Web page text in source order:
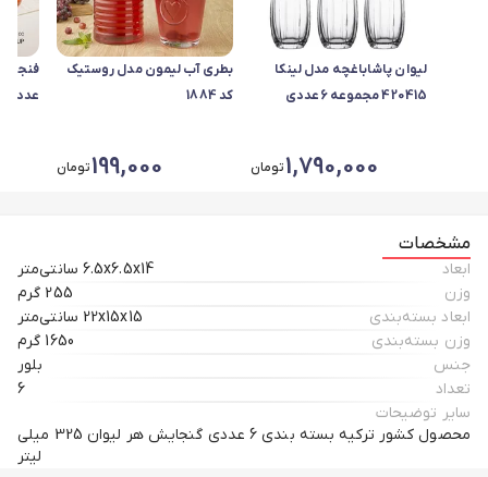
لیوان پاشاباغچه مدل لینکا
420415 مجموعه 6عددی
1,790,000تومان
بطری آب لیمون مدل روستیک
کد 1884
199,000تومان
عددی
مشخصات
ابعاد
6.5x6.5x14 سانتی‌متر
وزن
255 گرم
ابعاد بسته‌بندی
22x15x15 سانتی‌متر
وزن بسته‌بندی
1650 گرم
جنس
بلور
تعداد
6
سایر توضیحات
محصول کشور ترکیه بسته بندی 6 عددی گنجایش هر لیوان 325 میلی
لیتر